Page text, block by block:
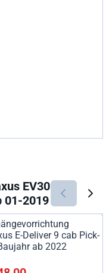
EV30
01-2019
E-Deliver 9 cab Pick-
ab 2022
248,00, ohne MwSt.: